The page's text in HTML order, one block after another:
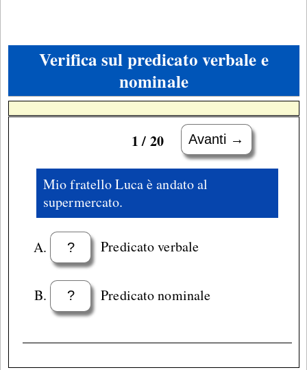
Verifica sul predicato verbale e
nominale
1 / 20 Avanti →
Mio fratello Luca è andato al
supermercato.
? Predicato verbale
? Predicato nominale